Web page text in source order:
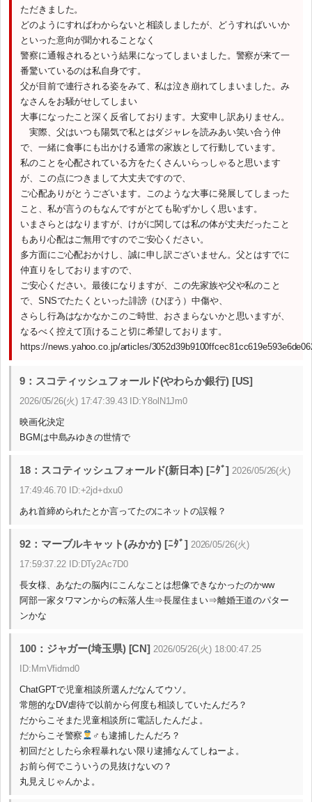
ただきました。
どのようにすればわからないと相談しましたが、どうすればいいか
といった意向が聞かれることなく
警察に通報されるという結果になってしまいました。警察が来て一
番驚いているのは私自身です。
父が目前で連行される姿をみて、私は泣き崩れてしまいました。み
なさんをお騒がせしてしまい
大事になったこと深く反省しております。大変申し訳ありません。
実際、父はいつも陽気で私とはダジャレを読みあい笑い合う仲
で、一緒に食事にも出かける通常の家族として行動しています。
私のことを心配されている方をたくさんいらっしゃると思います
が、この点につきまして大丈夫ですので、
ご心配ありがとうございます。このような大事に発展してしまった
こと、私が言うのもなんですがとても恥ずかしく思います。
いまさらとはなりますが、けがに関しては私の体が丈夫だったこと
もあり心配はご無用ですのでご安心ください。
多方面にご心配おかけし、誠に申し訳ございません。父とはすでに
仲直りをしておりますので、
ご安心ください。最後になりますが、この先家族や父や私のこと
で、SNSでたたくといった誹謗（ひぼう）中傷や、
さらし行為はなかなかこのご時世、おさまらないかと思いますが、
なるべく控えて頂けること切に希望しております。
https://news.yahoo.co.jp/articles/
9：スコティッシュフォールド(やわらか銀行) [US]
2026/05/26(火) 17:47:39.43 ID:Y8olN1Jm0
映画化決定
BGMは中島みゆきの世情で
18：スコティッシュフォールド(新日本) [ﾆﾀﾞ] 2026/05/26(火)
17:49:46.70 ID:+2jd+dxu0
あれ首締められたとか言ってたのにネットの誤報？
92：マーブルキャット(みかか) [ﾆﾀﾞ] 2026/05/26(火)
17:59:37.22 ID:DTy2Ac7D0
長女様、あなたの脳内にこんなことは想像できなかったのかww
阿部一家タワマンからの転落人生⇒長屋住まい⇒離婚王道のパター
ンかな
100：ジャガー(埼玉県) [CN] 2026/05/26(火) 18:00:47.25
ID:MmVfidmd0
ChatGPTで児童相談所選んだなんてウソ。
常態的なDV虐待で以前から何度も相談していたんだろ？
だからこそまた児童相談所に電話したんだよ。
だからこそ警察
‍♂も逮捕したんだろ？
初回だとしたら余程暴れない限り逮捕なんてしねーよ。
お前ら何でこういうの見抜けないの？
丸見えじゃんかよ。